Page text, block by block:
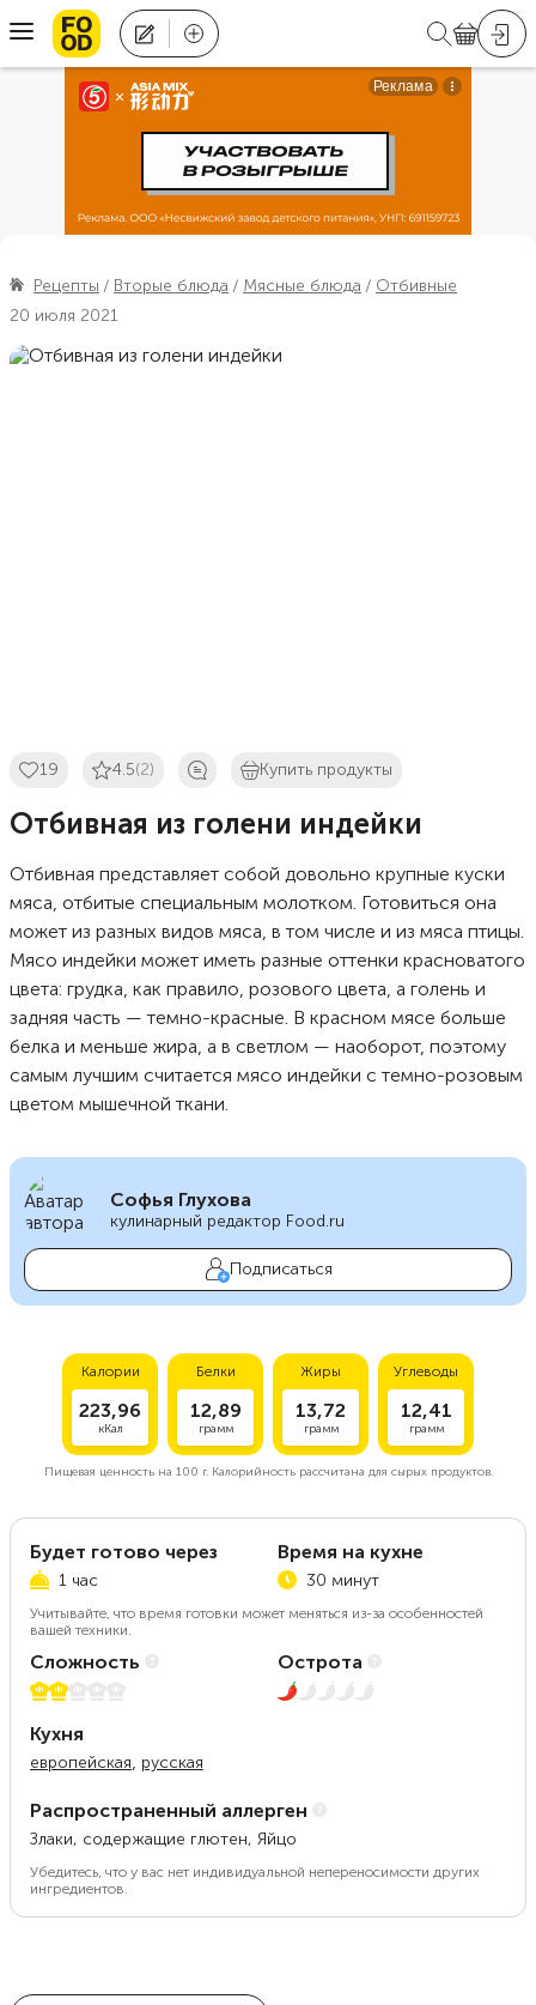
Рецепты Вторые блюда Мясные блюда
Отбивные
20 июля 2021
19 4.5(2) Купить продукты
Отбивная из голени индейки
Отбивная представляет собой довольно крупные куски
мяса, отбитые специальным молотком. Готовиться она
может из разных видов мяса, в том числе и из мяса птицы.
Мясо индейки может иметь разные оттенки красноватого
цвета: грудка, как правило, розового цвета, а голень и
задняя часть — темно-красные. В красном мясе больше
белка и меньше жира, а в светлом — наоборот, поэтому
самым лучшим считается мясо индейки с темно-розовым
цветом мышечной ткани.
Софья Глухова
кулинарный редактор Food.ru
Подписаться
Калории
223,96
кКал
Белки
12,89
грамм
Жиры
13,72
грамм
Углеводы
12,41
грамм
Пищевая ценность на 100 г.Калорийность рассчитана для сырых продуктов.
Будет готово через
1 час
Время на кухне
30 минут
Учитывайте, что время готовки может меняться из-за особенностей
вашей техники.
Сложность
2 из 5
Острота
1 из 5
Кухня
европейская, русская
Распространенный аллерген
Злаки, содержащие глютен, Яйцо
Убедитесь, что у вас нет индивидуальной непереносимости других
ингредиентов.